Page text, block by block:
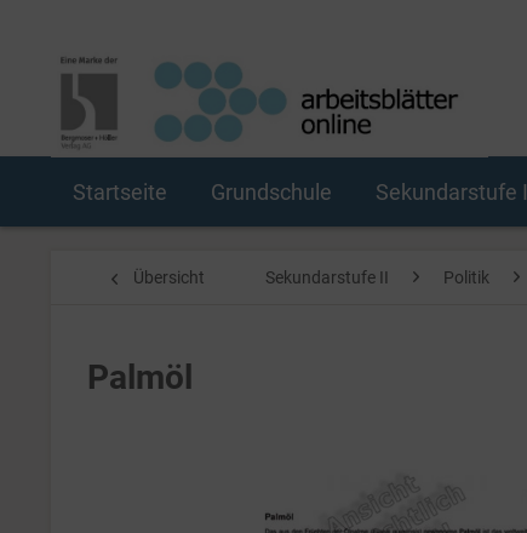
Startseite Grundschule Sekundarstufe I
Übersicht Sekundarstufe II Politik
Palmöl